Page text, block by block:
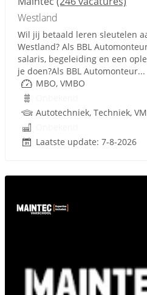
Westland
Wil jij betaald leren sleutelen
Westland? Als BBL
salaris, begeleiding en een
je doen?Als BBL Automonteur...
MBO, VMBO
Autotechniek, Techniek,
Laatste update: 7-8-2026